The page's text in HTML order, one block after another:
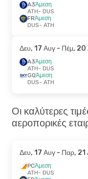
A3Άμεση
ATH- DUS
FRΆμεση
DUS- ATH
Δευ, 17 Αυγ - Πέμ, 20
A3Άμεση
ATH- DUS
GQΆμεση
DUS- ATH
Οι καλύτερες
αεροπορικές
Δευ, 17 Αυγ - Παρ, 21
PCΆμεση
ATH- DUS